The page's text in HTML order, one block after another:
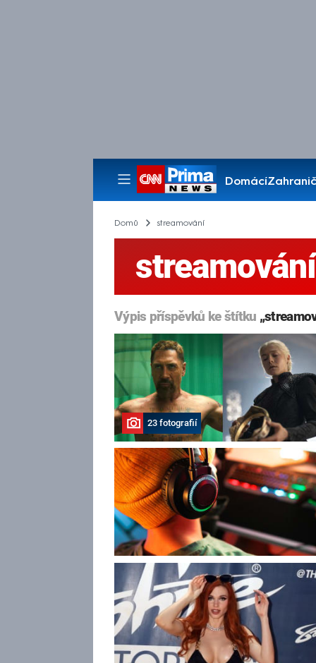
Domácí
Pořady
Domů streamování
streamování
Výpis příspěvků ke štítku
23 fotografií